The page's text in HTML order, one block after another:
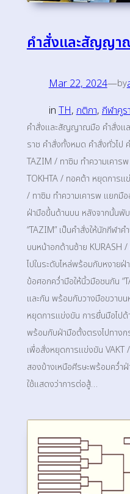
คำสั่งและสัญญา
Mar 22, 2024—by
inTH, กติกา, กีฬาคูร
คำสั่งและสัญญาณมือ คำสั่งแ
ราช คำสั่งทั้งหมด คำสั่งทั่วไป
TAZIM / ทาซิม​ ทำความเคาร
TOKHTA / ทอคต้า หยุดการแ
/ ทาซิม ทำความเคารพ แยกมื
ฝ่ามือขึ้นด้านบน หลังจากนั้นพั
“TAZIM” เป็นคำสั่งให้นักกีฬา
บนหน้าอกด้านซ้าย KURASH
ไปในระดับไหล่พร้อมกับหงาย
ข้อศอกคว่ำมือให้นิ้วมือชนกัน
และกัน พร้อมกับวางมือขวาบ
หยุดการแข่งขัน การยื่นมือไปด้
พร้อมกับฝ่ามือตั้งตรงไปทางกร
เพื่อสั่งหยุดการแข่งขัน
สองข้างเหนือศีรษะพร้อมคว่ำ
ใช้แสดงว่าการต่อสู้…